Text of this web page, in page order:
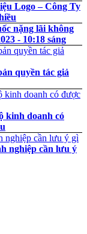
Logo – Công Ty
nặng lãi không
- 10:18 sáng
quyền tác giả
kinh doanh có
nghiệp cần lưu ý